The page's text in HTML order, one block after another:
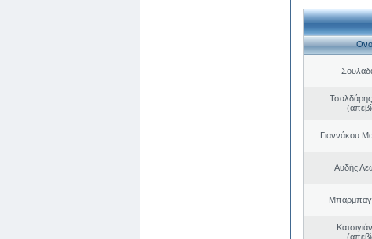
Γιαννάκου
Αυδής